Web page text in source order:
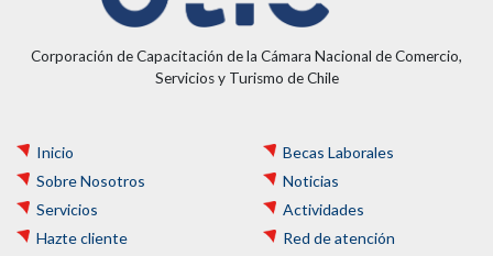
Corporación de Capacitación de la Cámara Nacional de Comercio,
Servicios y Turismo de Chile
Inicio
Sobre Nosotros
Servicios
Hazte cliente
Becas Laborales
Noticias
Actividades
Red de atención